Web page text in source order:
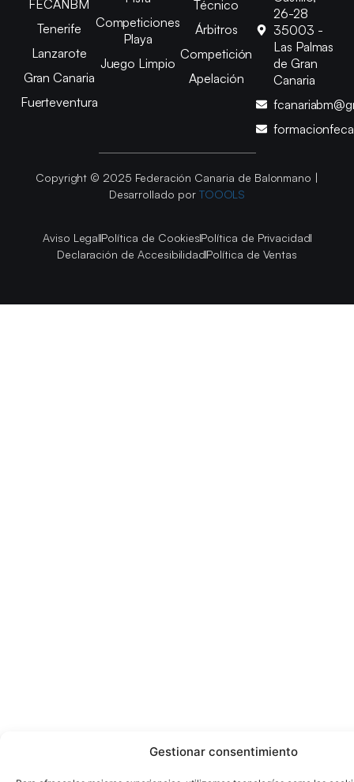
Gestionar consentimiento
FECANBM
Tenerife
Lanzarote
Gran Canaria
Fuerteventura
Competiciones
Playa
Juego Limpio
Técnico
Árbitros
Competición
Apelación
26-28
35003 -
Las Palmas
de Gran
Canaria
Copyright © 2025 Federación Canaria de Balonmano |
Desarrollado por TOOOLS
Aviso LegalPolítica de CookiesPolítica de Privacidad
Declaración de AccesibilidadPolítica de Ventas